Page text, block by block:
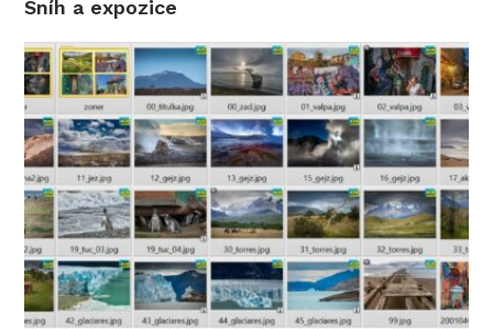
Sníh a expozice